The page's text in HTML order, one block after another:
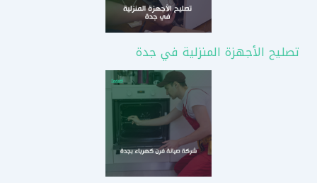
تصليح الأجهزة المنزلية في جدة